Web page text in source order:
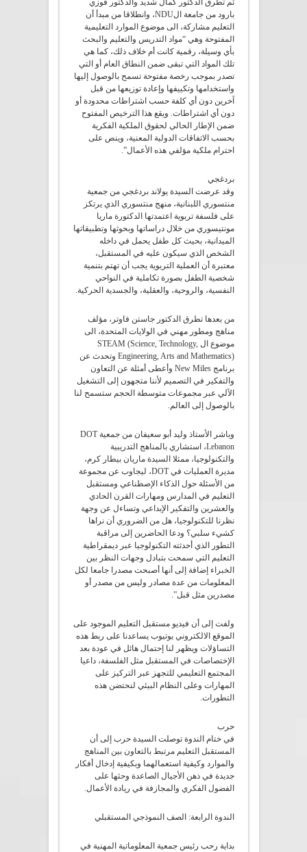
بارود من جامعة الNDU، وانطلاقا من مبدأ أن
التعليم مشاركة، الى موضوع الموارد التعليمية
المفتوحة وهي “مواد التدريس والتعليم والبحث
بأي وسيلة، رقمية كانت أم خلاف ذلك، كما هي
تلك المواد التي تبقى ضمن النطاق العام أو التي
تصدر بموجب رخصة مفتوحة تسمح بالوصول إليها
واستخدامها وتكييفها وإعادة توزيعها من قبل
آخرين دون أي كلفة حسب اشتراطات محدودة أو
دون أي اشتراطات. ويقع هذا الترخيص المفتوح
ضمن الإطار الحالي لحقوق الملكية الفكرية
بحسب الاتفاقات الدولية المعنية، وينص على
احترام ملكية مؤلفي هذه الأعمال”.
بردغجي
وقد عرضت السيدة يولاند بردغجي من جمعية
منتسوري اللبنانية، منهج منتسوري الذي يرتكز
على فلسفة تربوية اعتمدتها الدكتورة ماريا
مونتيسوري من خلال دراساتها وبحوثها وتطبيقاتها
الميدانية، بحيث كل طفل يحمل في داخله
الشخص الذي سيكون عليه في المستقبل،
معتبرة أن العملية التربوية يجب أن تهتم بتنمية
شخصية الطفل بصورة تكاملية في النواحي
النفسية، والروحية، والعقلية، والجسدية الحركية.
من بعدها تطرق الدكتور جاستن فاوتر، مؤلف
مناهج ومطور مهني في الولايات المتحدة، الى
موضوع ال STEAM (Science, Technology,
Engineering, Arts and Mathematics) وتحدث عن
برنامج New Miles وأعطى أمثلة عن التعاون
والتفكير في التصميم لأننا متجهون إلى التشغيل
الآلي عبر مجموعات متوسطة الحجم ستسمح لنا
بالوصول إلى العالم.
وباشر الأستاذ وليد أبو سعيفان من جمعية DOT
Lebanon، استشاري بالمناهج التدريبية
والتكنولوجيا، ممثلا السيدة ماريان بيطار كرم،
مديرة العمليات في DOT، ليجاوب عن مجموعة
من الأسئلة حول الذكاء الإصطناعي ومستقبل
التعليم في المدارس ومهارات القرن الحادي
والعشرين والتفكير الإبداعي وتساءل عن وجهة
نظرنا للتكنولوجيا، هل من الضروري أن نراها
كشيء سلبي؟ ودعا الحاضرين إلى مراقبة
التطور الذي أحدثته التكنولوجيا عبر ديمقراطية
التعليم التي سمحت بتبادل وجهات النظر بين
الخبراء إضافة إلى أنها أصبحت مصدرا جامعا لكل
المعلومات من عدة مصادر وليس من مصدر أو
مصدرين مثل قبل”.
ولفت إلى أن فيديو مستقبل التعليم الموجود على
الموقع الالكتروني يوتيوب يساعدنا على ربط هذه
التساؤلات ويظهر لنا إحتمال هائل في عودة بعد
الإختصاصات في المستقبل مثل الفلسفة، داعيا
المجتمع التعليمي للتجهز عبر التركيز على
المهارات وعلى النظام البيئي لنحتضن هذه
التطورات.
حرب
في ختام الندوة توصلت السيدة حرب إلى أن
المستقبل التعليم مرتبط بالتعاون بين المناهج
والموارد وكيفية استعمالهما وبكيفية إدخال أفكار
جديدة في ذهن الأجيال الصاعدة وحثها على
الفضول الفكري والمجازفة في ريادة الأعمال.
الندوة الرابعة: الصف النموذجي المستقبلي
بداية رحب رئيس جمعية المعلوماتية المهنية في